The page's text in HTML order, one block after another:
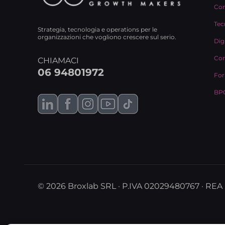
Strategia, tecnologia e operations per le
organizzazioni che vogliono crescere sul serio.
CHIAMACI
06 94801972
© 2026 Broxlab SRL · P.IVA 02029480767 · REA